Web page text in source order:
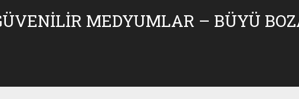
MEDYUMLAR – BÜYÜ